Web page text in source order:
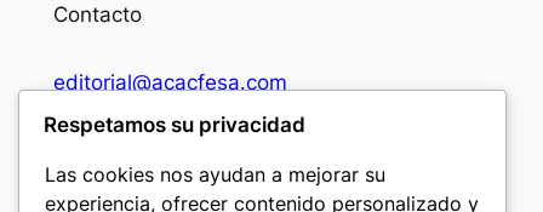
Contacto
editorial@acacfesa.com
Respetamos su privacidad
Las cookies nos ayudan a mejorar su
experiencia, ofrecer contenido personalizado y